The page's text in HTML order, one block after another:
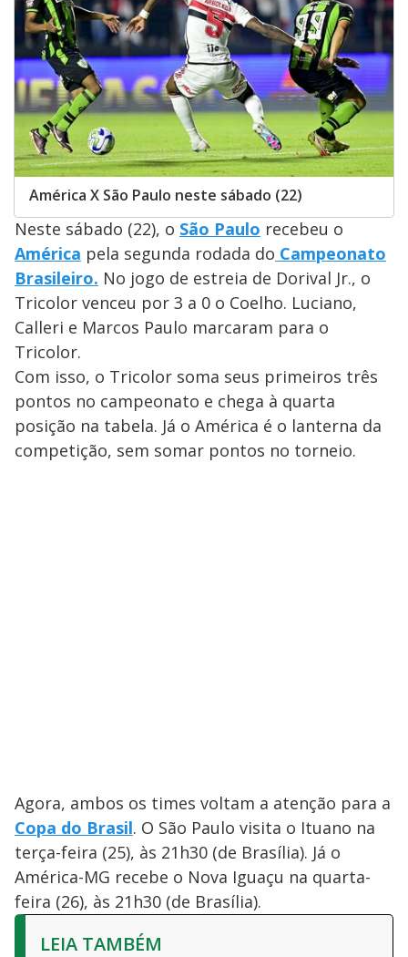
América X São Paulo neste sábado (22)
Neste sábado (22), o São Paulo recebeu o
América pela segunda rodada do Campeonato
Brasileiro. No jogo de estreia de Dorival Jr., o
Tricolor venceu por 3 a 0 o Coelho. Luciano,
Calleri e Marcos Paulo marcaram para o
Tricolor.
Com isso, o Tricolor soma seus primeiros três
pontos no campeonato e chega à quarta
posição na tabela. Já o América é o lanterna da
competição, sem somar pontos no torneio.
Agora, ambos os times voltam a atenção para a
Copa do Brasil. O São Paulo visita o Ituano na
terça-feira (25), às 21h30 (de Brasília). Já o
América-MG recebe o Nova Iguaçu na quarta-
feira (26), às 21h30 (de Brasília).
LEIA TAMBÉM